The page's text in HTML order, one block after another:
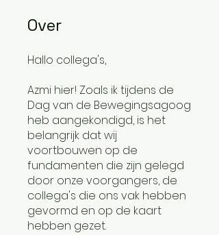
Over
Hallo collega's,
Azmi hier! Zoals ik tijdens de
Dag van de Bewegingsagoog
heb aangekondigd, is het
belangrijk dat wij
voortbouwen op de
fundamenten die zijn gelegd
door onze voorgangers, de
collega's die ons vak hebben
gevormd en op de kaart
hebben gezet.